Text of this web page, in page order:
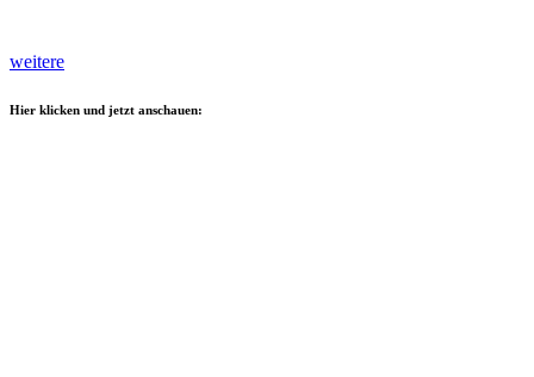
weitere
Hier klicken und jetzt anschauen: